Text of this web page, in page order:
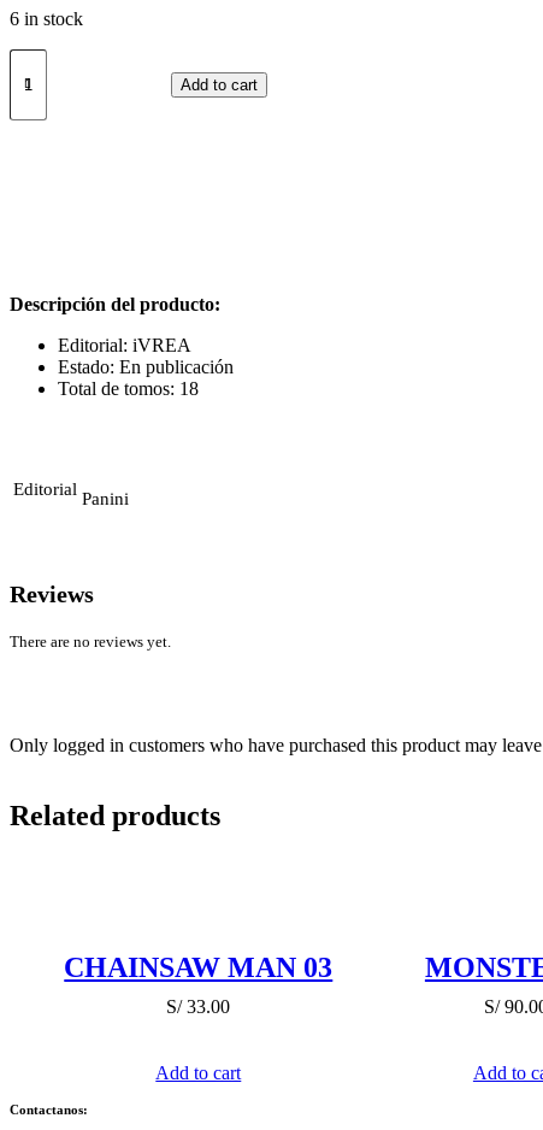
6 in stock
TO
YOUR
01
Add to cart
Descripción del producto:
Editorial: iVREA
Estado: En publicación
Total de tomos: 18
Editorial Panini
Reviews
There are no reviews yet.
Only logged in customers who have purchased this product may
Related products
CHAINSAW MAN 03
S/33.00
Add to cart
S/
Add to
Contactanos: